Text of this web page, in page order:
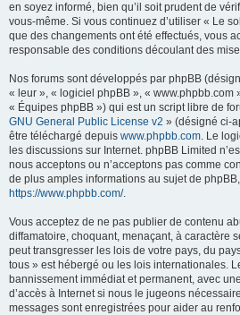
en soyez informé, bien qu’il soit prudent de
vous-même. Si vous continuez d’utiliser « Le
que des changements ont été effectués, vous
responsable des conditions découlant des
Nos forums sont développés par phpBB
« leur », « logiciel phpBB », « www.phpbb.com
« Équipes phpBB ») qui est un script libre de
GNU General Public License v2 » (désigné ci-
être téléchargé depuis www.phpbb.com. Le
les discussions sur Internet. phpBB Limited
nous acceptons ou n’acceptons pas comme
de plus amples informations au sujet de
https://www.phpbb.com/.
Vous acceptez de ne pas publier de contenu
diffamatoire, choquant, menaçant, à caractère
peut transgresser les lois de votre pays, du
tous » est hébergé ou les lois internationales.
bannissement immédiat et permanent, avec
d’accès à Internet si nous le jugeons
messages sont enregistrées pour aider au